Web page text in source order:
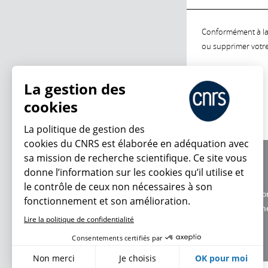
Conformément à
ou supprimer
Charte
Données
La gestion des
cookies
La politique de gestion des
cookies du CNRS est élaborée en adéquation avec
sa mission de recherche scientifique. Ce site vous
donne l’information sur les cookies qu’il utilise et
le contrôle de ceux non nécessaires à son
fonctionnement et son amélioration.
Lire la politique de confidentialité
Consentements certifiés par
Non merci Je choisis OK pour moi